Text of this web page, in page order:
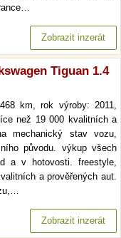
Zobrazit inzerát
Tiguan 1.4
km, rok výroby: 2011,
než 19 000 kvalitních a
mechanický stav vozu,
původu. výkup všech
a v hotovosti. freestyle,
a prověřených aut.
Zobrazit inzerát